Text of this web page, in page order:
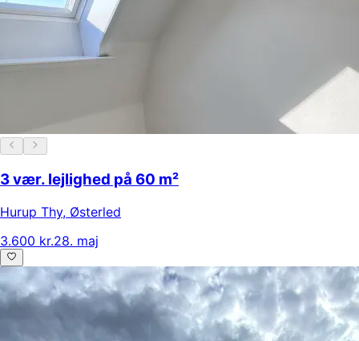
3 vær. lejlighed på 60 m²
Hurup Thy, Østerled
3.600 kr.28. maj